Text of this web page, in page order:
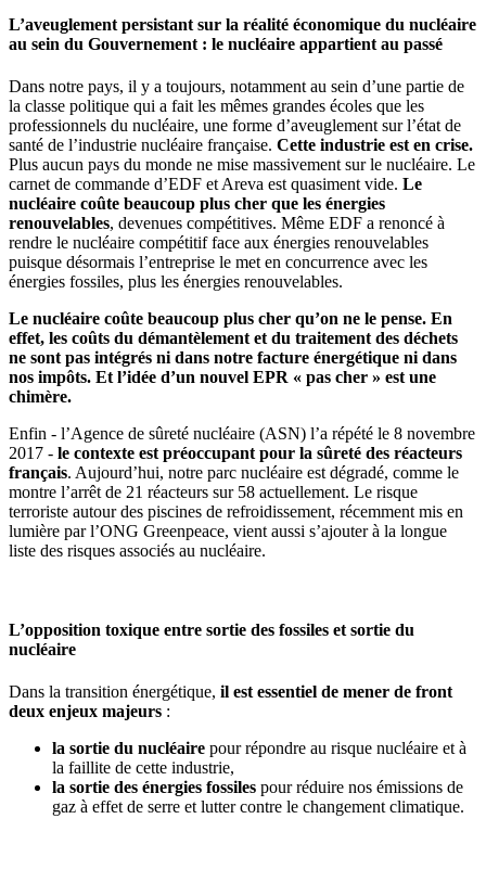
L’aveuglement persistant sur la réalité économique du nucléaire
au sein du Gouvernement : le nucléaire appartient au passé
Dans notre pays, il y a toujours, notamment au sein d’une partie de
la classe politique qui a fait les mêmes grandes écoles que les
professionnels du nucléaire, une forme d’aveuglement sur l’état de
santé de l’industrie nucléaire française. Cette industrie est en crise.
Plus aucun pays du monde ne mise massivement sur le nucléaire. Le
carnet de commande d’EDF et Areva est quasiment vide. Le
nucléaire coûte beaucoup plus cher que les énergies
renouvelables, devenues compétitives. Même EDF a renoncé à
rendre le nucléaire compétitif face aux énergies renouvelables
puisque désormais l’entreprise le met en concurrence avec les
énergies fossiles, plus les énergies renouvelables.
Le nucléaire coûte beaucoup plus cher qu’on ne le pense. En
effet, les coûts du démantèlement et du traitement des déchets
ne sont pas intégrés ni dans notre facture énergétique ni dans
nos impôts. Et l’idée d’un nouvel EPR « pas cher » est une
chimère.
Enfin - l’Agence de sûreté nucléaire (ASN) l’a répété le 8 novembre
2017 - le contexte est préoccupant pour la sûreté des réacteurs
français. Aujourd’hui, notre parc nucléaire est dégradé, comme le
montre l’arrêt de 21 réacteurs sur 58 actuellement. Le risque
terroriste autour des piscines de refroidissement, récemment mis en
lumière par l’ONG Greenpeace, vient aussi s’ajouter à la longue
liste des risques associés au nucléaire.
L’opposition toxique entre sortie des fossiles et sortie du
nucléaire
Dans la transition énergétique, il est essentiel de mener de front
deux enjeux majeurs :
la sortie du nucléaire pour répondre au risque nucléaire et à
la faillite de cette industrie,
la sortie des énergies fossiles pour réduire nos émissions de
gaz à effet de serre et lutter contre le changement climatique.